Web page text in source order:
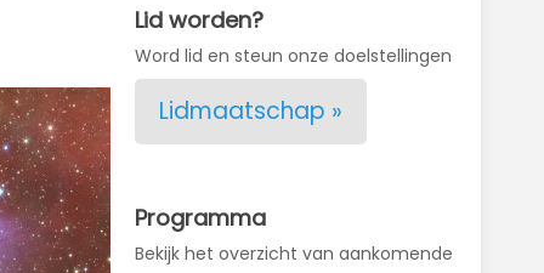
Lid worden?
Word lid en steun onze doelstellingen
Lidmaatschap »
Programma
Bekijk het overzicht van aankomende